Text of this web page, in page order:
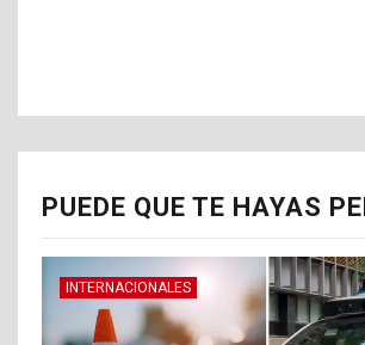
PUEDE QUE TE HAYAS
INTERNACIONALES